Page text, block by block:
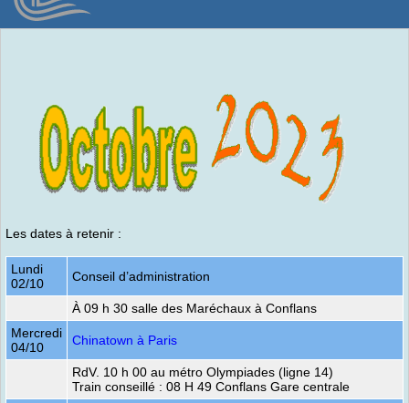
Les dates à retenir :
Lundi
02/10
Conseil d’administration
À 09 h 30 salle des Maréchaux à Conflans
Mercredi
04/10
Chinatown à Paris
RdV. 10 h 00 au métro Olympiades (ligne 14)
Train conseillé : 08 H 49 Conflans Gare centrale